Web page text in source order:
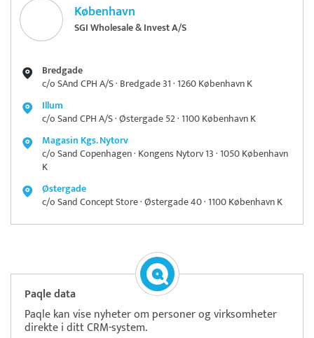
København
SGI Wholesale & Invest A/S
Bredgade
c/o SAnd CPH A/S · Bredgade 31 · 1260 København K
Illum
c/o Sand CPH A/S · Østergade 52 · 1100 København K
Magasin Kgs. Nytorv
c/o Sand Copenhagen · Kongens Nytorv 13 · 1050 København
K
Østergade
c/o Sand Concept Store · Østergade 40 · 1100 København K
Paqle data
Paqle kan vise nyheter om personer og virksomheter
direkte i ditt CRM-system.